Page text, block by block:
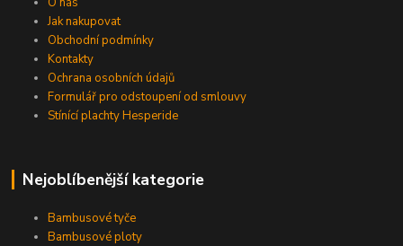
Jak nakupovat
Obchodní podmínky
Kontakty
Ochrana osobních údajů
Formulář pro odstoupení od smlouvy
Stínící plachty Hesperide
Nejoblíbenější kategorie
Bambusové tyče
Bambusové ploty